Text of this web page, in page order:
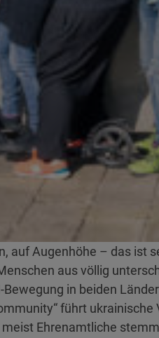
auf Augenhöhe – das ist
aus völlig
Bewegung in beiden
führt
meist Ehrenamtliche